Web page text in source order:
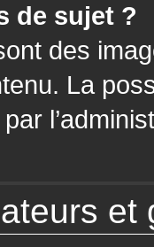
de sujet ?
des
La
et